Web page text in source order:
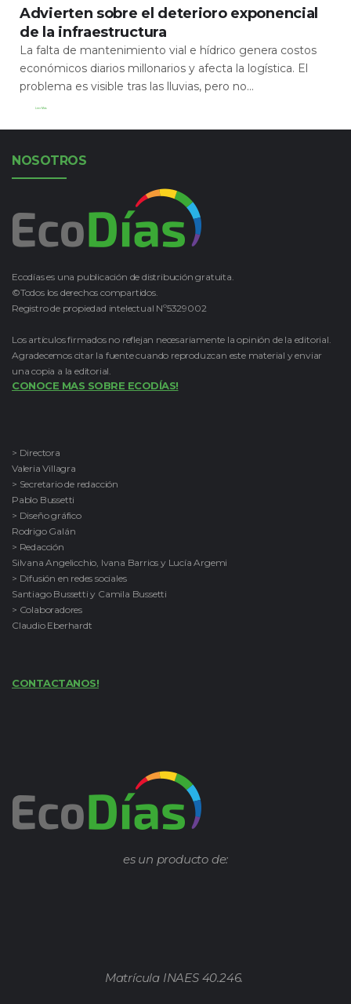
Advierten sobre el deterioro exponencial
de la infraestructura
La falta de mantenimiento vial e hídrico genera costos
económicos diarios millonarios y afecta la logística. El
problema es visible tras las lluvias, pero no...
Leer Más
NOSOTROS
Ecodías es una publicación de distribución gratuita.
©Todos los derechos compartidos.
Registro de propiedad intelectual Nº5329002
Los artículos firmados no reflejan necesariamente la opinión de la editorial.
Agradecemos citar la fuente cuando reproduzcan este material y enviar
una copia a la editorial.
CONOCE MAS SOBRE ECODÍAS!
> Directora
Valeria Villagra
> Secretario de redacción
Pablo Bussetti
> Diseño gráfico
Rodrigo Galán
> Redacción
Silvana Angelicchio, Ivana Barrios y Lucía Argemi
> Difusión en redes sociales
Santiago Bussetti y Camila Bussetti
> Colaboradores
Claudio Eberhardt
CONTACTANOS!
es un producto de:
Matrícula INAES 40.246.